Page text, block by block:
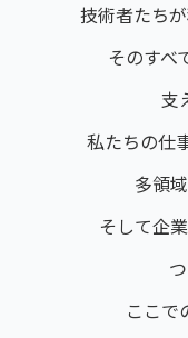
技術者たち
そのすべ
支
私たちの仕
多領
そして企
ここで